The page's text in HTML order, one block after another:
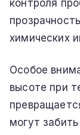
контроля
химических
Особое
высоте при
могут